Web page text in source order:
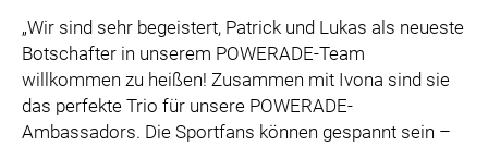
„Wir sind sehr begeistert, Patrick und Lukas als neueste
Botschafter in unserem POWERADE-Team
willkommen zu heißen! Zusammen mit Ivona sind sie
das perfekte Trio für unsere POWERADE-
Ambassadors. Die Sportfans können gespannt sein –